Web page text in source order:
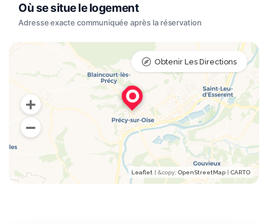
Leaflet | &​copy; OpenStreetMap | CARTO
Obtenir Les Directions